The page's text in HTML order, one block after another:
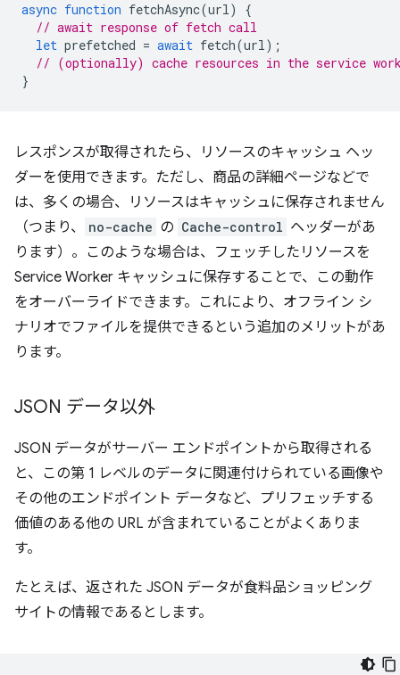
async function fetchAsync(url)
{
// await response of fetch call
let prefetched = await fetch(url);
// (optionally) cache resources in the service
}
レスポンスが取得されたら、リソースのキャッシュ ヘッ
ダーを使用できます。ただし、商品の詳細ページなどで
は、多くの場合、リソースはキャッシュに保存されません
（つまり、
no-cache の Cache-control ヘッダーがあ
ります）。このような場合は、フェッチしたリソースを
Service Worker キャッシュに保存することで、この動作
をオーバーライドできます。これにより、オフライン シ
ナリオでファイルを提供できるという追加のメリットがあ
ります。
JSON データ以外
JSON データがサーバー エンドポイントから取得される
と、この第 1 レベルのデータに関連付けられている画像や
その他のエンドポイント データなど、プリフェッチする
価値のある他の URL が含まれていることがよくありま
す。
たとえば、返された JSON データが食料品ショッピング
サイトの情報であるとします。